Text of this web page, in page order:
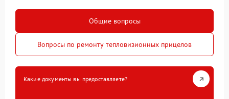
Общие вопросы
Вопросы по ремонту тепловизионных прицелов
Какие документы вы предоставляете?